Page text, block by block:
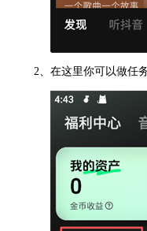
2、在这里你可以做任